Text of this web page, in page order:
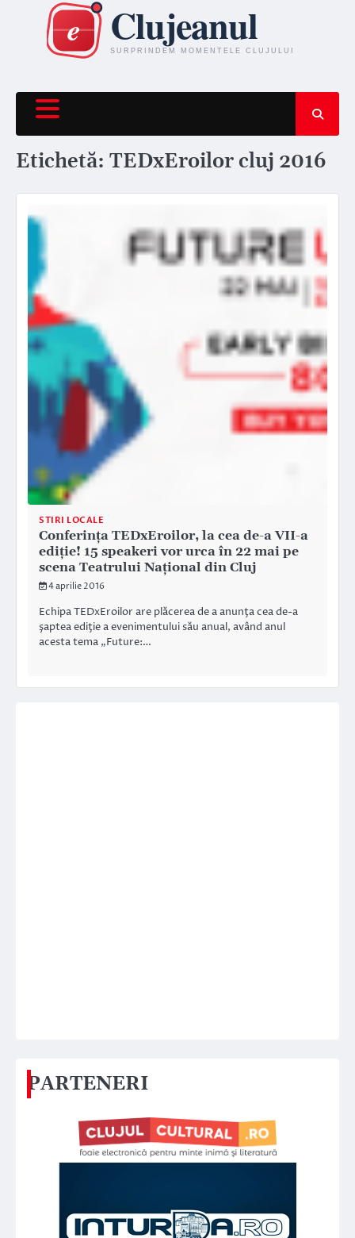
content
Etichetă: TEDxEroilor cluj 2016
STIRI LOCALE
Conferința TEDxEroilor, la cea de-a VII-a
ediție! 15 speakeri vor urca în 22 mai pe
scena Teatrului Național din Cluj
4 aprilie 2016
Echipa TEDxEroilor are plăcerea de a anunţa cea de-a
şaptea ediţie a evenimentului său anual, având anul
acesta tema „Future:…
PARTENERI